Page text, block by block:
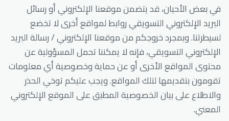
في بعض الأحيان، قد يتضمن موقعنا الإلكتروني أو رسائل
البريد الإلكتروني التسويقي روابط لمواقع أخرى لا تخضع
لسيطرتنا. وبمجرد خروجكم من موقعنا الإلكتروني / رسالة البريد
الإلكتروني التسويقي، فإنه لا يمكننا تحمل المسؤولية عن
محتوى المواقع الأخرى أو عن حماية وخصوصية أي معلومات
تقومون بتقديمها لتلك المواقع. ويجب عليكم توخي الحذر
والاطلاع على بيان الخصوصية المطبق على الموقع الإلكتروني
المعني.